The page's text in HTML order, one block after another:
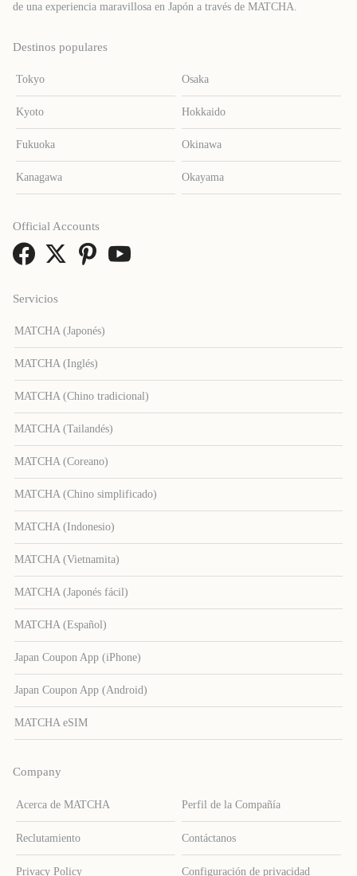
de una experiencia maravillosa en Japón a través de MATCHA.
Destinos populares
Tokyo Osaka
Kyoto Hokkaido
Fukuoka Okinawa
Kanagawa Okayama
Servicios
MATCHA (Japonés)
MATCHA (Inglés)
MATCHA (Chino tradicional)
MATCHA (Tailandés)
MATCHA (Coreano)
MATCHA (Chino simplificado)
MATCHA (Indonesio)
MATCHA (Vietnamita)
MATCHA (Japonés fácil)
MATCHA (Español)
Japan Coupon App (iPhone)
Japan Coupon App (Android)
MATCHA eSIM
Company
Acerca de MATCHA Perfil de la Compañía
Reclutamiento Contáctanos
Privacy Policy Configuración de privacidad
Official Accounts